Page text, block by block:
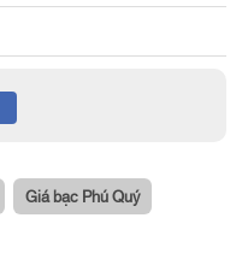
Giá bạc Phú Quý